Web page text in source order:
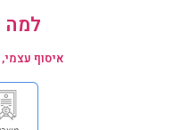
למה
איסוף